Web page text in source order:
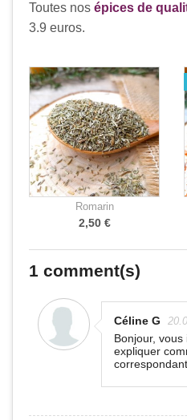
Toutes nos épices de
3.9 euros.
Romarin
2,50 €
1 comment(s)
Céline G
Bonjour,
expliquer